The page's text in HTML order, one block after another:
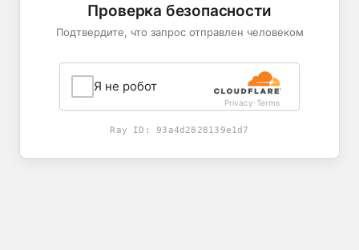
Проверка безопасности
Подтвердите, что запрос отправлен человеком
Я не робот
Privacy-Terms
Ray ID:93a4d2828139e1d7